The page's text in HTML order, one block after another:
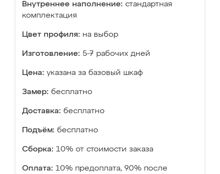
Внутреннее наполнение: стандартная
комплектация
Цвет профиля: на выбор
Изготовление: 5-7 рабочих дней
Цена: указана за базовый шкаф
Замер: бесплатно
Доставка: бесплатно
Подъём: бесплатно
Сборка: 10% от стоимости заказа
Оплата: 10% предоплата, 90% после